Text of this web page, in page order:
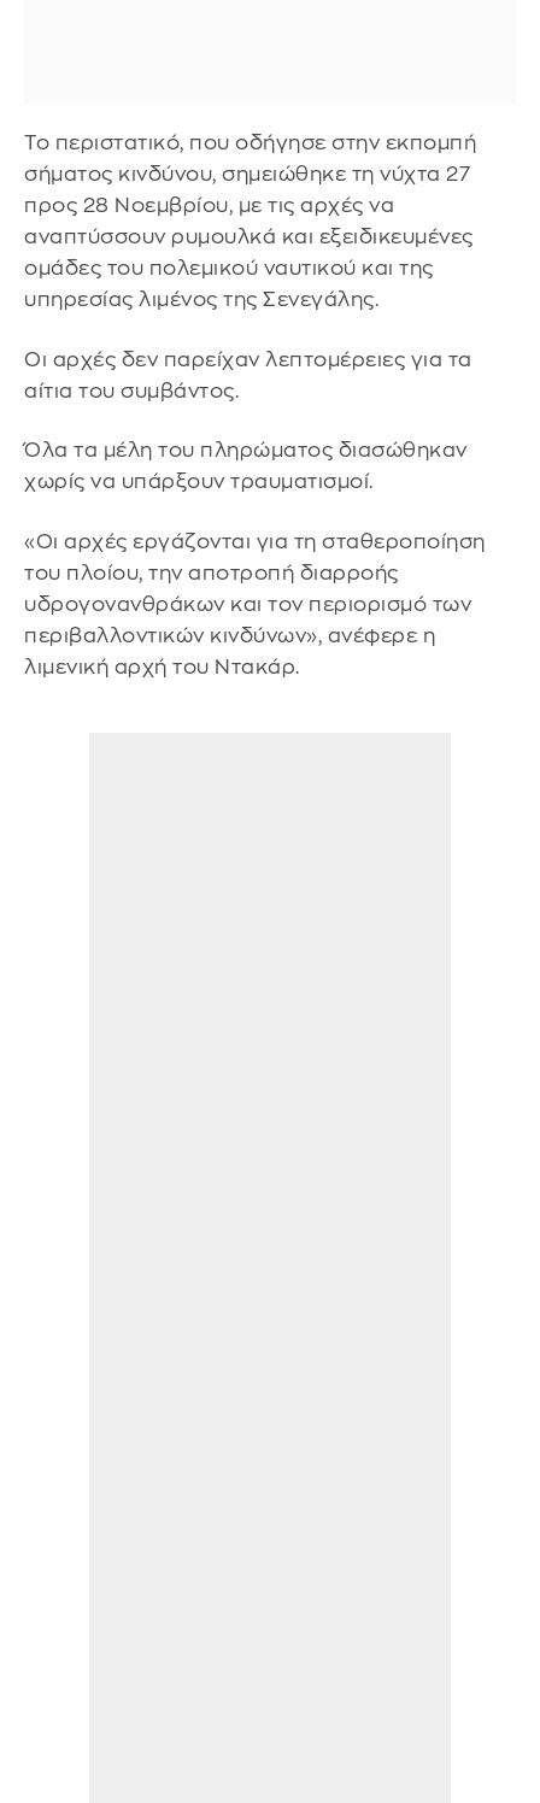
Το περιστατικό, που οδήγησε στην εκπομπή
σήματος κινδύνου, σημειώθηκε τη νύχτα 27
προς 28 Νοεμβρίου, με τις αρχές να
αναπτύσσουν ρυμουλκά και εξειδικευμένες
ομάδες του πολεμικού ναυτικού και της
υπηρεσίας λιμένος της Σενεγάλης.
Οι αρχές δεν παρείχαν λεπτομέρειες για τα
αίτια του συμβάντος.
Όλα τα μέλη του πληρώματος διασώθηκαν
χωρίς να υπάρξουν τραυματισμοί.
«Οι αρχές εργάζονται για τη σταθεροποίηση
του πλοίου, την αποτροπή διαρροής
υδρογονανθράκων και τον περιορισμό των
περιβαλλοντικών κινδύνων», ανέφερε η
λιμενική αρχή του Ντακάρ.